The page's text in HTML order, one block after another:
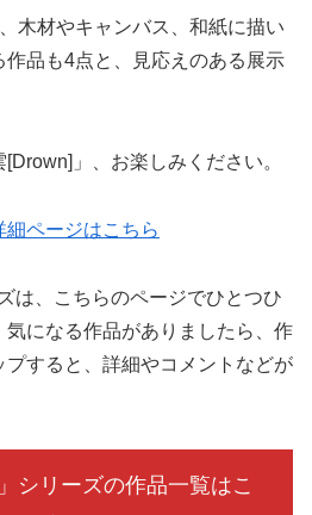
木材やキャンバス、和紙に描い
品も4点と、見応えのある展示
[Drown]」、お楽しみください。
ページはこちら
は、こちらのページでひとつひ
気になる作品がありましたら、作
すると、詳細やコメントなどが
シリーズの作品一覧はこ